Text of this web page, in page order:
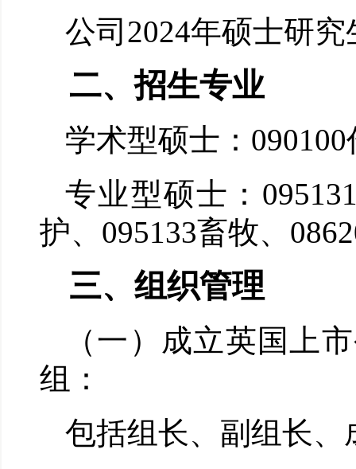
公司 2024年硕士研究
二、招生专业
学术型硕士： 090100
专业型硕士：
护、 095133畜牧、
三、组织管理
（一）成立英国上
组：
包括组长、 副组长、